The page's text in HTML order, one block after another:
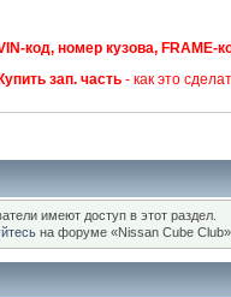
код, номер кузова, FRAME-
зап. часть - как это
имеют доступ в этот раздел.
на форуме «Nissan Cube